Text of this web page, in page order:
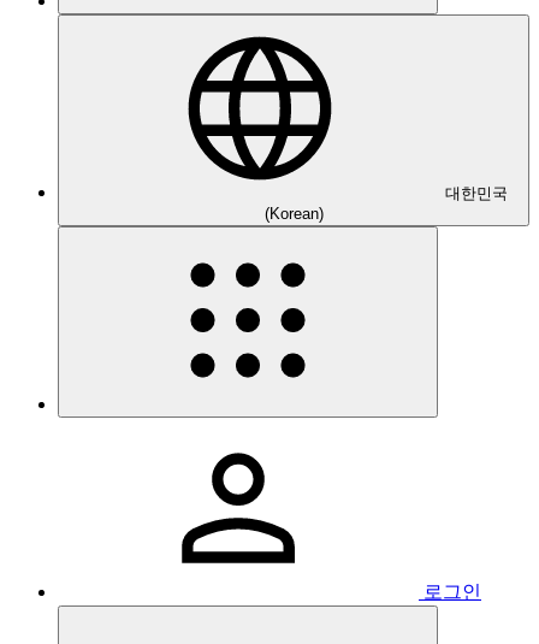
대한민국
(Korean)
로그인